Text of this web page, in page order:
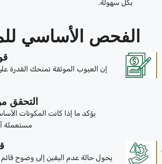
بكل سهولة.
الفحص الأساسي
إن العيوب الموثقة تمنحك القدرة
التحقق
يؤكد ما إذا كانت المكونات
مستعملة
يحول حالة عدم اليقين إلى وضوح قائم